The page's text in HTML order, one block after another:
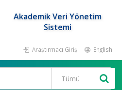
Akademik Veri Yönetim
Sistemi
Araştırmacı Girişi English